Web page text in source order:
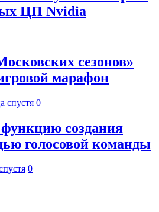
ЦП Nvidia
сезонов»
марафон
спустя 0
создания
голосовой команды
0